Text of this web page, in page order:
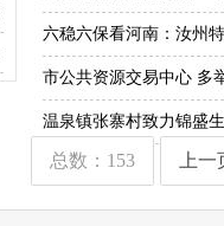
六稳六保看河南：汝州
市公共资源交易中心 多
温泉镇张寨村致力锦盛
总数：153 上一